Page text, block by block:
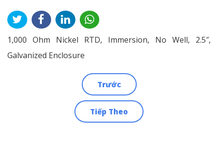
1,000 Ohm Nickel RTD, Immersion, No Well, 2.5″,
Galvanized Enclosure
Trước
Tiếp Theo